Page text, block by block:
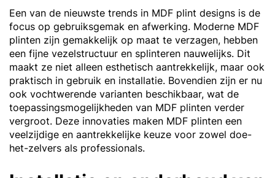
Een van de nieuwste trends in MDF plint designs is de
focus op gebruiksgemak en afwerking. Moderne MDF
plinten zijn gemakkelijk op maat te verzagen, hebben
een fijne vezelstructuur en splinteren nauwelijks. Dit
maakt ze niet alleen esthetisch aantrekkelijk, maar ook
praktisch in gebruik en installatie. Bovendien zijn er nu
ook vochtwerende varianten beschikbaar, wat de
toepassingsmogelijkheden van MDF plinten verder
vergroot. Deze innovaties maken MDF plinten een
veelzijdige en aantrekkelijke keuze voor zowel doe-
het-zelvers als professionals.